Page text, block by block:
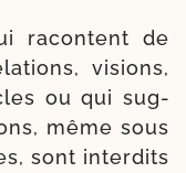
racontent de
visions,
ou qui sug­
même sous
sont inter­dits